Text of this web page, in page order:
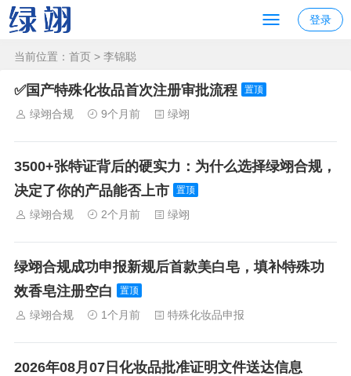
登录
当前位置： 首页 > 李锦聪
✅国产特殊化妆品首次注册审批流程 置顶
绿翊合规 9个月前 绿翊
3500+张特证背后的硬实力：为什么选择绿翊合规，
决定了你的产品能否上市
置顶
绿翊合规 2个月前 绿翊
绿翊合规成功申报新规后首款美白皂，填补特殊功
效香皂注册空白
置顶
绿翊合规 1个月前 特殊化妆品申报
2026年08月07日化妆品批准证明文件送达信息